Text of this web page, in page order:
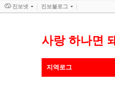
사랑 하나면
지역로그
진보넷 진보블로그